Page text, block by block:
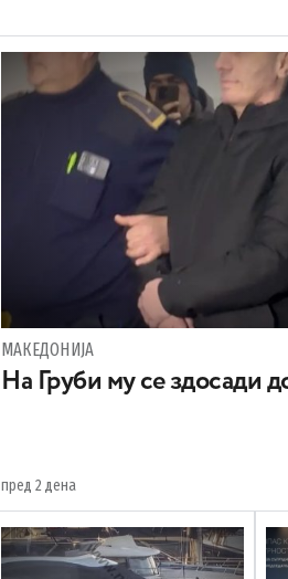
МАКЕДОНИЈА
На Груби му се здосади
пред 2 дена